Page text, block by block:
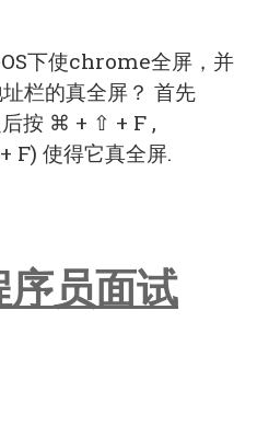
下使chrome全屏，并
栏的真全屏？ 首先
按 ⌘ + ⇧ + F ,
使得它真全屏.
员面试